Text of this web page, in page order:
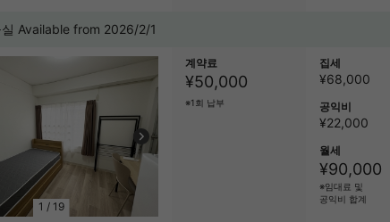
실 Available from 2026/2/1
1 / 19
계약료
¥50,000
※1회 납부
집세
¥68,000
공익비
¥22,000
월세
¥90,000
※임대료 및
공익비 합계